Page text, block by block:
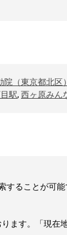
院（東京都北区）
駅, 西ヶ原みん
ることが可能
ます。「現在